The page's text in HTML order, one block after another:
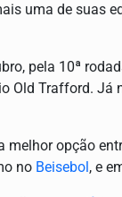
uma de suas
pela 10ª
Old Trafford. Já
melhor opção
no Beisebol , e